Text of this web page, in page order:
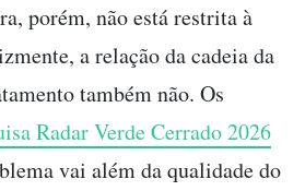
porém, não está restrita à
a relação da cadeia da
também não. Os
Radar Verde Cerrado 2026
vai além da qualidade do